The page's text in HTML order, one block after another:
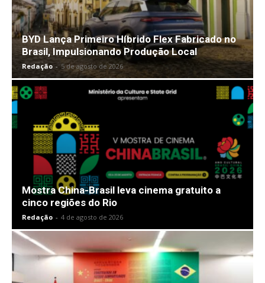
BYD Lança Primeiro Híbrido Flex Fabricado no
Brasil, Impulsionando Produção Local
Redação - 5 de agosto de 2026
Mostra China-Brasil leva cinema gratuito a
cinco regiões do Rio
Redação - 4 de agosto de 2026